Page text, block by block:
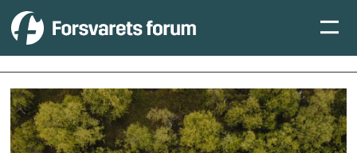
Tag:
nordland